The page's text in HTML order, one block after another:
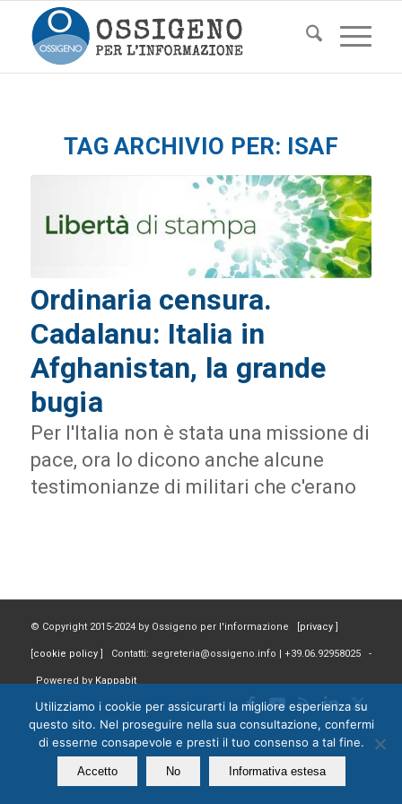
TAG ARCHIVIO PER: ISAF
Ordinaria censura.
Cadalanu: Italia in
Afghanistan, la grande
bugia
Per l'Italia non è stata una missione di
pace, ora lo dicono anche alcune
testimonianze di militari che c'erano
© Copyright 2015-2024 by Ossigeno per l'informazione [ privacy
cookie policy ] Contatti: segreteria@ossigeno.info | +39.06.92958025 -
Powered by Kappabit
Utilizziamo i cookie per assicurarti la migliore esperienza su
questo sito. Nel proseguire nella sua consultazione, confermi
di esserne consapevole e presti il tuo consenso a tal fine.
Accetto No Informativa estesa